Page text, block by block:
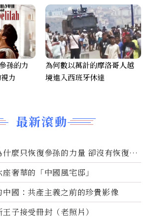
最新滾動
什麼只恢復參孫的力量 卻沒有恢復祂
奢華的「中國風宅邸」
中國：共產主義之前的珍貴影像
子接受冊封（老照片）
孫的力
力
為何數以萬計的摩洛哥人越
境進入西班牙休達